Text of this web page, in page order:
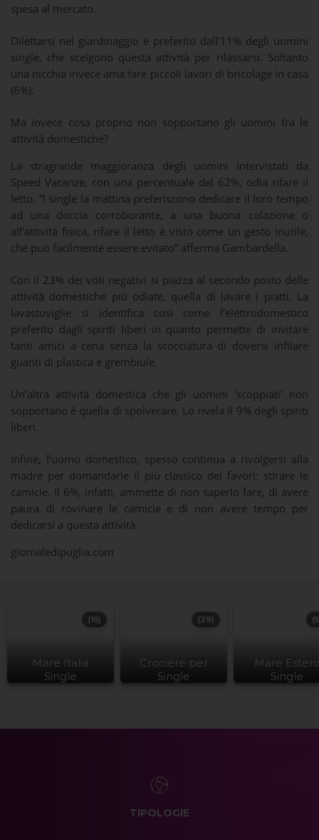
spesa al mercato.
Dilettarsi nel giardinaggio è preferito dall’11% degli uomini
single, che scelgono questa attività per rilassarsi. Soltanto
una nicchia invece ama fare piccoli lavori di bricolage in casa
(6%).
Ma invece cosa proprio non sopportano gli uomini fra le
attività domestiche?
La stragrande maggioranza degli uomini intervistati da
Speed Vacanze, con una percentuale del 62%, odia rifare il
letto. “I single la mattina preferiscono dedicare il loro tempo
ad una doccia corroborante, a una buona colazione o
all’attività fisica, rifare il letto è visto come un gesto inutile,
che può facilmente essere evitato” afferma Gambardella.
Con il 23% dei voti negativi si piazza al secondo posto delle
attività domestiche più odiate, quella di lavare i piatti. La
lavastoviglie si identifica così come l’elettrodomestico
preferito dagli spiriti liberi in quanto permette di invitare
tanti amici a cena senza la scocciatura di doversi infilare
guanti di plastica e grembiule.
Un’altra attività domestica che gli uomini ‘scoppiati’ non
sopportano è quella di spolverare. Lo rivela il 9% degli spiriti
liberi.
Infine, l’uomo domestico, spesso continua a rivolgersi alla
madre per domandarle il più classico dei favori: stirare le
camicie. Il 6%, infatti, ammette di non saperlo fare, di avere
paura di rovinare le camicie e di non avere tempo per
dedicarsi a questa attività.
giornaledipuglia.com
Mare Italia
Single
(15)
Crociere per
Single
(29)
Mare
Single
TIPOLOGIE